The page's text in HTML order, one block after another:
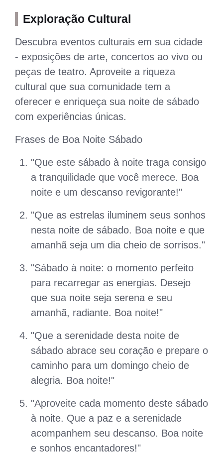
Exploração Cultural
Descubra eventos culturais em sua cidade
- exposições de arte, concertos ao vivo ou
peças de teatro. Aproveite a riqueza
cultural que sua comunidade tem a
oferecer e enriqueça sua noite de sábado
com experiências únicas.
Frases de Boa Noite Sábado
"Que este sábado à noite traga consigo
a tranquilidade que você merece. Boa
noite e um descanso revigorante!"
"Que as estrelas iluminem seus sonhos
nesta noite de sábado. Boa noite e que
amanhã seja um dia cheio de sorrisos."
"Sábado à noite: o momento perfeito
para recarregar as energias. Desejo
que sua noite seja serena e seu
amanhã, radiante. Boa noite!"
"Que a serenidade desta noite de
sábado abrace seu coração e prepare o
caminho para um domingo cheio de
alegria. Boa noite!"
"Aproveite cada momento deste sábado
à noite. Que a paz e a serenidade
acompanhem seu descanso. Boa noite
e sonhos encantadores!"